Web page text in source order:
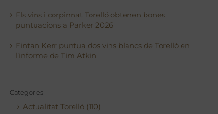
Els vins i corpinnat Torelló obtenen bones
puntuacions a Parker 2026
Fintan Kerr puntua dos vins blancs de Torelló en
l’informe de Tim Atkin
Categories
Actualitat Torelló (110)